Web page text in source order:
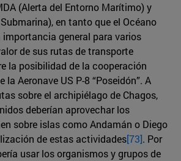
(Alerta del Entorno Marítimo) y
en tanto que el Océano
general para varios
de sus rutas de transporte
la posibilidad de la cooperación
la Aeronave US P-8 “Poseidón”. A
sobre el archipiélago de Chagos,
deberían aprovechar los
sobre islas como Andamán o Diego
de estas actividades[73]. Por
usar los organismos y grupos de